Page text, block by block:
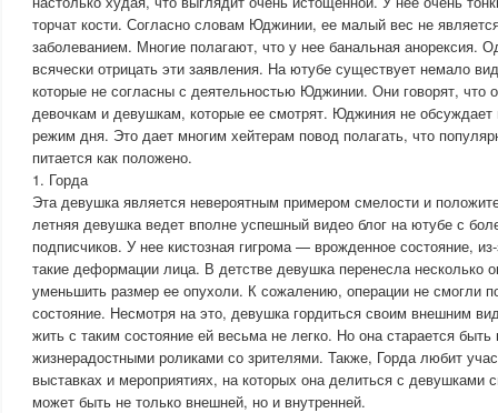
торчат кости. Согласно словам Юджинии, ее малый вес не
заболеванием. Многие полагают, что у нее банальная анорексия.
всячески отрицать эти заявления. На ютубе существует немало
которые не согласны с деятельностью Юджинии. Они говорят, что
девочкам и девушкам, которые ее смотрят. Юджиния не
режим дня. Это дает многим хейтерам повод полагать, что
питается как положено.
1. Горда
Эта девушка является невероятным примером смелости и
летняя девушка ведет вполне успешный видео блог на ютубе с
подписчиков. У нее кистозная гигрома — врожденное состояние,
такие деформации лица. В детстве девушка перенесла несколько
уменьшить размер ее опухоли. К сожалению, операции не смогли
состояние. Несмотря на это, девушка гордиться своим внешним
жить с таким состояние ей весьма не легко. Но она старается быть
жизнерадостными роликами со зрителями. Также, Горда любит
выставках и мероприятиях, на которых она делиться с девушками
может быть не только внешней, но и внутренней.